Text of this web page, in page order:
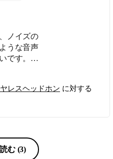
ノイズの
うな音声
です。
ドラ
リング
が聞こえ
レスヘッドホン に対する
む (3)